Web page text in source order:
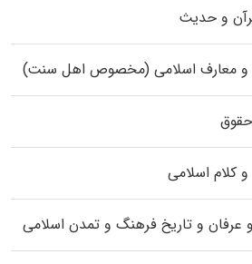
و حدیث
و معارف اسلامی (مخصوص اهل سنت)
کلام اسلامی
عرفان و تاریخ فرهنگ و تمدن اسلامی